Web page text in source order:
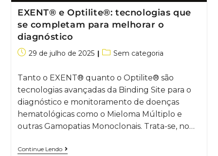
EXENT® e Optilite®: tecnologias que
se completam para melhorar o
diagnóstico
29 de julho de 2025 Sem categoria
Tanto o EXENT® quanto o Optilite® são
tecnologias avançadas da Binding Site para o
diagnóstico e monitoramento de doenças
hematológicas como o Mieloma Múltiplo e
outras Gamopatias Monoclonais. Trata-se, no…
Continue Lendo